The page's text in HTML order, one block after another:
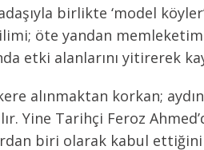
birlikte ‘model
öte yandan
etki alanlarını yitirerek
alınmaktan korkan;
Yine Tarihçi Feroz
biri olarak kabul